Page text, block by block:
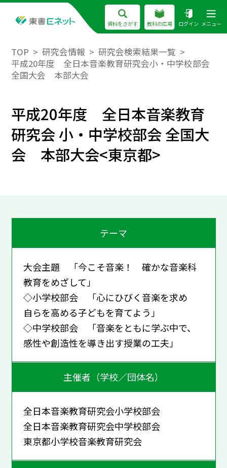
資料をさがす 教科の広場 ログイン メニュー
TOP 研究会情報
研究会検索結果一覧
平成20年度 全日本音楽教育研究会小・中学校部会
全国大会 本部大会
平成20年度 全日本音楽教育
研究会 小・中学校部会 全国大
会 本部大会<東京都>
テーマ
大会主題 「今こそ音楽！ 確かな音楽科
教育をめざして」
◇小学校部会 「心にひびく音楽を求め
自らを高める子どもを育てよう」
◇中学校部会 「音楽をともに学ぶ中で、
感性や創造性を導き出す授業の工夫」
主催者（学校／団体名）
全日本音楽教育研究会小学校部会
全日本音楽教育研究会中学校部会
東京都小学校音楽教育研究会